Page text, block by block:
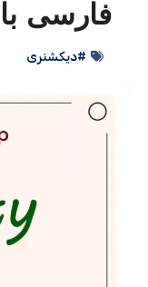
فارسی
#دیکشنری